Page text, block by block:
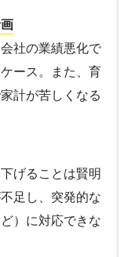
社の業績悪化で
ース。また、育
計が苦しくなる
げることは賢明
足し、突発的な
）に対応できな